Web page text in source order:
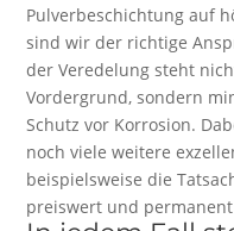
Pulverbeschichtung auf
sind wir der richtige
der Veredelung steht
Vordergrund, sondern
Schutz vor Korrosion.
noch viele weitere
beispielsweise die
preiswert und